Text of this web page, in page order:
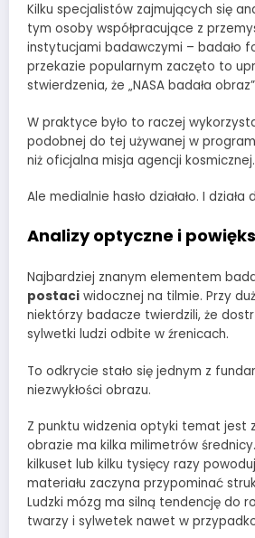
Kilku specjalistów zajmujących się
tym osoby współpracujące z
instytucjami badawczymi – badało
przekazie popularnym zaczęto to
stwierdzenia, że „NASA badała
W praktyce było to raczej
podobnej do tej używanej w
niż oficjalna misja agencji kosmicznej.
Ale medialnie hasło działało. I działa
Analizy optyczne i
Najbardziej znanym elementem
postaci widocznej na tilmie. Przy
niektórzy badacze twierdzili, że
sylwetki ludzi odbite w źrenicach.
To odkrycie stało się jednym z
niezwykłości obrazu.
Z punktu widzenia optyki temat jest
obrazie ma kilka milimetrów
kilkuset lub kilku tysięcy razy
materiału zaczyna przypominać
Ludzki mózg ma silną tendencję do
twarzy i sylwetek nawet w